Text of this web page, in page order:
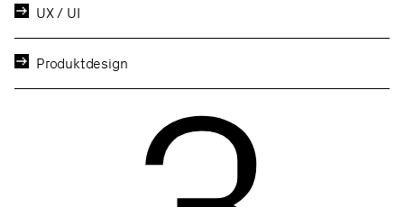
UX / UI
Produktdesign